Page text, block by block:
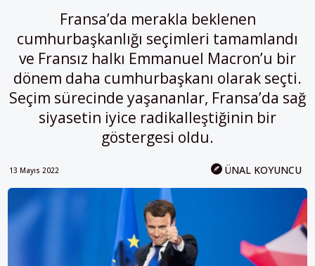
Fransa’da merakla beklenen
cumhurbaşkanlığı seçimleri tamamlandı
ve Fransız halkı Emmanuel Macron’u bir
dönem daha cumhurbaşkanı olarak seçti.
Seçim sürecinde yaşananlar, Fransa’da sağ
siyasetin iyice radikalleştiğinin bir
göstergesi oldu.
13 Mayıs 2022 ÜNAL KOYUNCU